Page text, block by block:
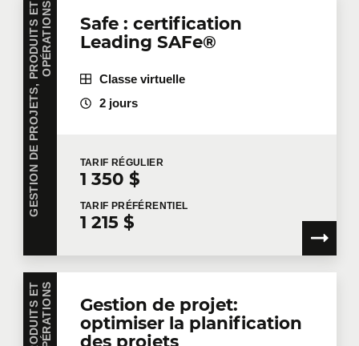
G
E
S
T
I
O
N
D
E
P
R
O
J
E
T
S
,
P
R
O
D
U
I
T
S
E
T
O
P
É
R
A
T
I
O
NS
Safe : certification
Leading SAFe®
Classe virtuelle
2 jours
TARIF RÉGULIER
1 350 $
TARIF PRÉFÉRENTIEL
1 215 $
S
Gestion de projet:
optimiser la planification
des projets